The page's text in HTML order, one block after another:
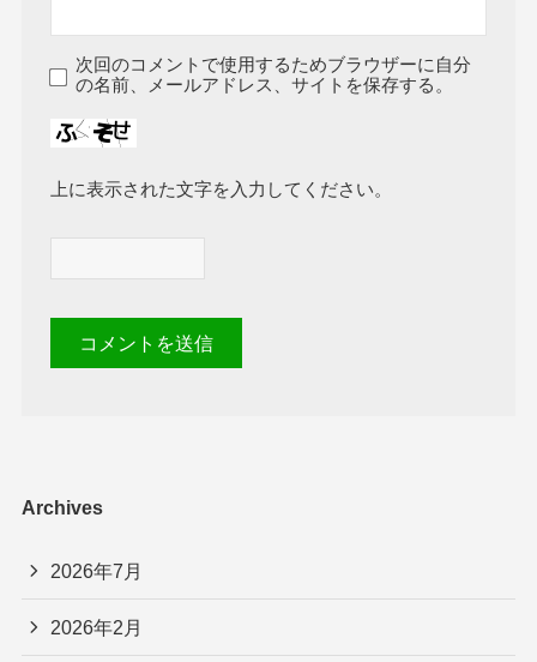
次回のコメントで使用するためブラウザーに自分
の名前、メールアドレス、サイトを保存する。
上に表示された文字を入力してください。
Archives
2026年7月
2026年2月